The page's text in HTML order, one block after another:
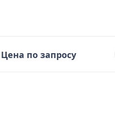
Цена по запросу